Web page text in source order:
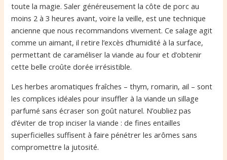
toute la magie. Saler généreusement la côte de porc au
moins 2 à 3 heures avant, voire la veille, est une technique
ancienne que nous recommandons vivement. Ce salage agit
comme un aimant, il retire l’excès d’humidité à la surface,
permettant de caraméliser la viande au four et d’obtenir
cette belle croûte dorée irrésistible.
Les herbes aromatiques fraîches – thym, romarin, ail – sont
les complices idéales pour insuffler à la viande un sillage
parfumé sans écraser son goût naturel. N’oubliez pas
d’éviter de trop inciser la viande : de fines entailles
superficielles suffisent à faire pénétrer les arômes sans
compromettre la jutosité.